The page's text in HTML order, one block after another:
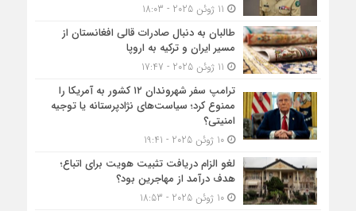
طالبان به دنبال صادرات قالی افغانستان از
مسیر ایران و ترکیه به اروپا
ترامپ سفر شهروندان ۱۲ کشور به آمریکا را
ممنوع کرد؛ سیاست‌های نژادپرستانه یا توجیه
امنیتی؟
10 ژوئن 2025 - 19:41
لغو الزام دریافت تثبیت هویت برای اتباع؛
هدف درآمد از مهاجرین بود؟
10 ژوئن 2025 - 18:53